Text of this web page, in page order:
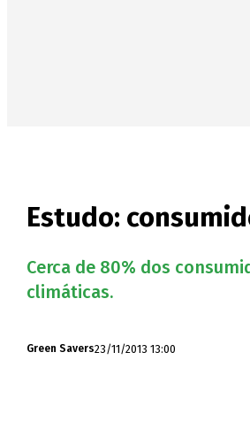
Estudo:
Cerca de 80% dos
climáticas.
Green Savers23/11/2013 13:00